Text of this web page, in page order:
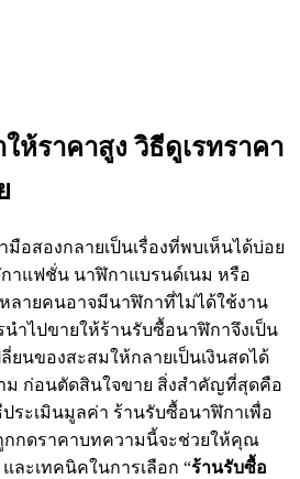
ห้ราคาสูง วิธีดูเรทราคา
อสองกลายเป็นเรื่องที่พบเห็นได้บ่อย
าแฟชั่น นาฬิกาแบรนด์เนม หรือ
ลายคนอาจมีนาฬิกาที่ไม่ได้ใช้งาน
นำไปขายให้ร้านรับซื้อนาฬิกาจึงเป็น
ยนของสะสมให้กลายเป็นเงินสดได้
าม ก่อนตัดสินใจขาย สิ่งสำคัญที่สุดคือ
ประเมินมูลค่า ร้านรับซื้อนาฬิกาเพื่อ
กกดราคาบทความนี้จะช่วยให้คุณ
ละเทคนิคในการเลือก “ร้านรับซื้อ